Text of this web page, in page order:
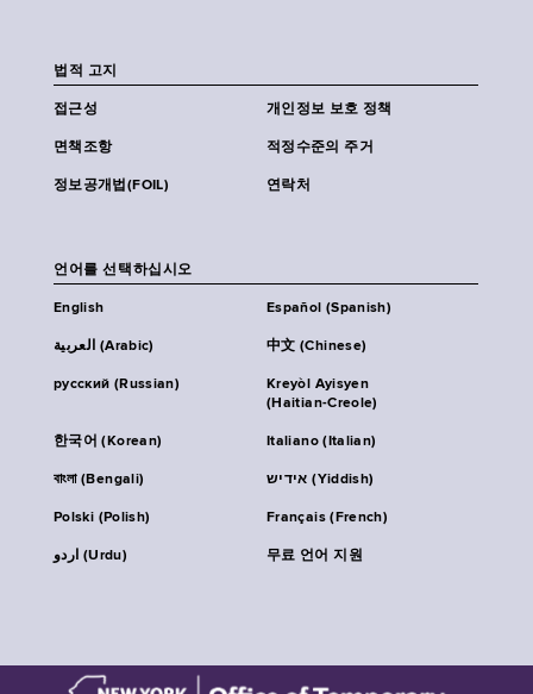
법적 고지
접근성 개인정보 보호 정책
면책조항 적정수준의 주거
정보공개법(FOIL) 연락처
언어를 선택하십시오
English Español (Spanish)
العربية (Arabic) 中文 (Chinese)
русский (Russian)
Kreyòl Ayisyen
(Haitian-Creole)
한국어 (Korean) Italiano (Italian)
বাংলা (Bengali) אידיש (Yiddish)
Polski (Polish) Français (French)
اردو (Urdu) 무료 언어 지원